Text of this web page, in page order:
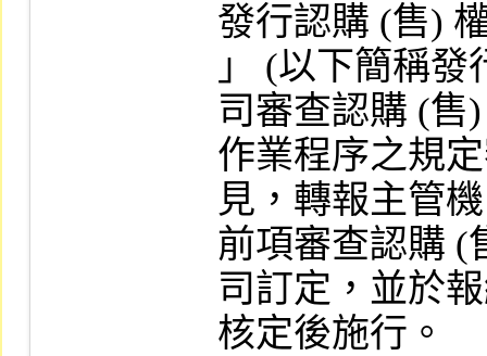
發行認購 (售)
」 (以下簡稱
司審查認購 (售
作業程序之規
見，轉報主管
前項審查認購 (
司訂定，並於
核定後施行。